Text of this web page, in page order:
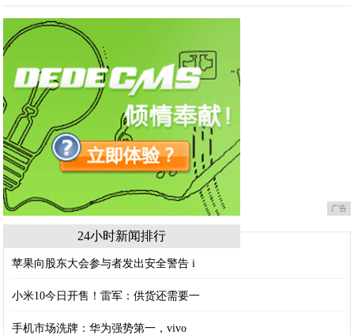
广告
24小时新闻排行
苹果向股东大会参与者发出安全警告 i
小米10今日开售！雷军：供货还需要一
手机市场洗牌：华为强势第一，vivo